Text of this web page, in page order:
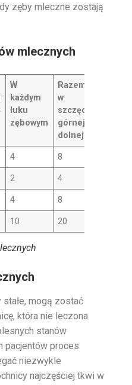
zęby mleczne zostają
mlecznych
W
każdym
łuku
zębowym
Razem
w
szczęce
górnej i
dolnej
4 8
2 4
4 8
10 20
mogą zostać
która nie leczona
stanów
pacjentów proces
niezwykle
najczęściej tkwi w